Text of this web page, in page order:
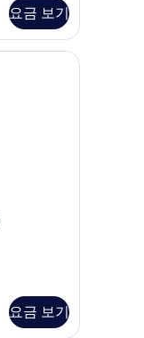
요금 보기
가능한 50인치 LCD TV,
요금 보기